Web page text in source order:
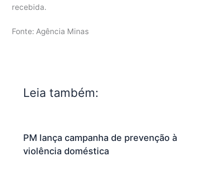
recebida.
Fonte: Agência Minas
Leia também:
PM lança campanha de prevenção à
violência doméstica